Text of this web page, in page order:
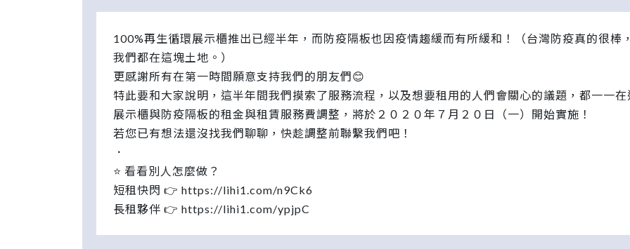
100%再生循環展示櫃推出已經半年，而防疫隔板也因疫情趨緩而有所緩和！（台灣防疫真的很棒
我們都在這塊土地。）
更感謝所有在第一時間願意支持我們的朋友們😊
特此要和大家說明，這半年間我們摸索了服務流程，以及想要租用的人們會關心的議題，都一一
展示櫃與防疫隔板的租金與租賃服務費調整，將於２０２０年７月２０日（一）開始實施！
若您已有想法還沒找我們聊聊，快趁調整前聯繫我們吧！
．
⭐ 看看別人怎麼做？
短租快閃 👉 https://lihi1.com/n9Ck6
長租夥伴 👉 https://lihi1.com/ypjpC